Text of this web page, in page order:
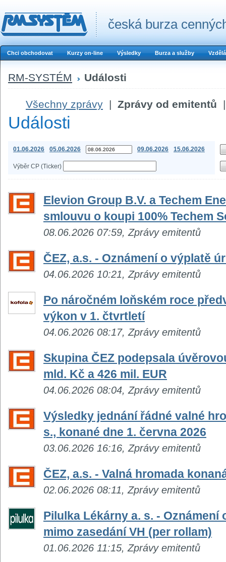
česká burza
Chci obchodovat Kurzy on-line Výsledky Burza a služby
RM-SYSTÉM Události
Všechny zprávy | Zprávy od emitentů |
Události
01.06.2026 05.06.2026 09.06.2026 15.06.2026
Výběr CP (Ticker)
Elevion Group B.V. a Techem
smlouvu o koupi 100% Techem
08.06.2026 07:59, Zprávy emitentů
ČEZ, a.s. - Oznámení o výplatě
04.06.2026 10:21, Zprávy emitentů
Po náročném loňském roce
výkon v 1. čtvrtletí
04.06.2026 08:17, Zprávy emitentů
Skupina ČEZ podepsala
mld. Kč a 426 mil. EUR
04.06.2026 08:04, Zprávy emitentů
Výsledky jednání řádné valné
s., konané dne 1. června 2026
03.06.2026 16:16, Zprávy emitentů
ČEZ, a.s. - Valná hromada
02.06.2026 08:11, Zprávy emitentů
Pilulka Lékárny a. s. - Oznámení
mimo zasedání VH (per rollam)
01.06.2026 11:15, Zprávy emitentů